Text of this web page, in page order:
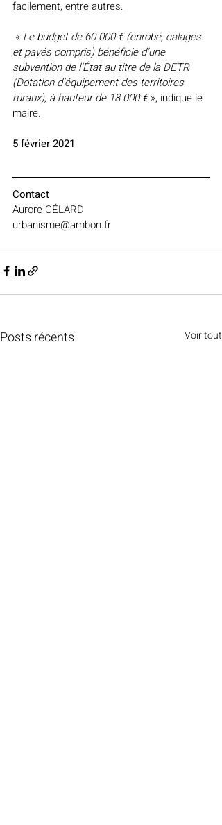
facilement, entre autres.
« Le budget de 60 000 € (enrobé, calages
et pavés compris) bénéficie d’une
subvention de l’État au titre de la DETR
(Dotation d’équipement des territoires
ruraux), à hauteur de 18 000 € », indique le
maire.
5 février 2021
Contact
Aurore CÉLARD
urbanisme@ambon.fr
Posts récents Voir tout